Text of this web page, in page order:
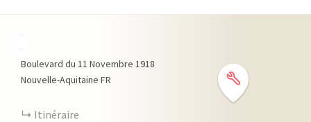
Boulevard du 11 Novembre 1918
Nouvelle-Aquitaine FR
Itinéraire